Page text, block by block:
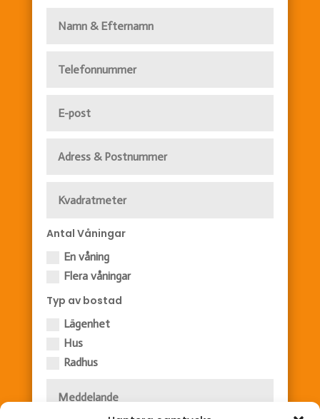
Antal Våningar
En våning
Flera våningar
Typ av bostad
Lägenhet
Hus
Radhus